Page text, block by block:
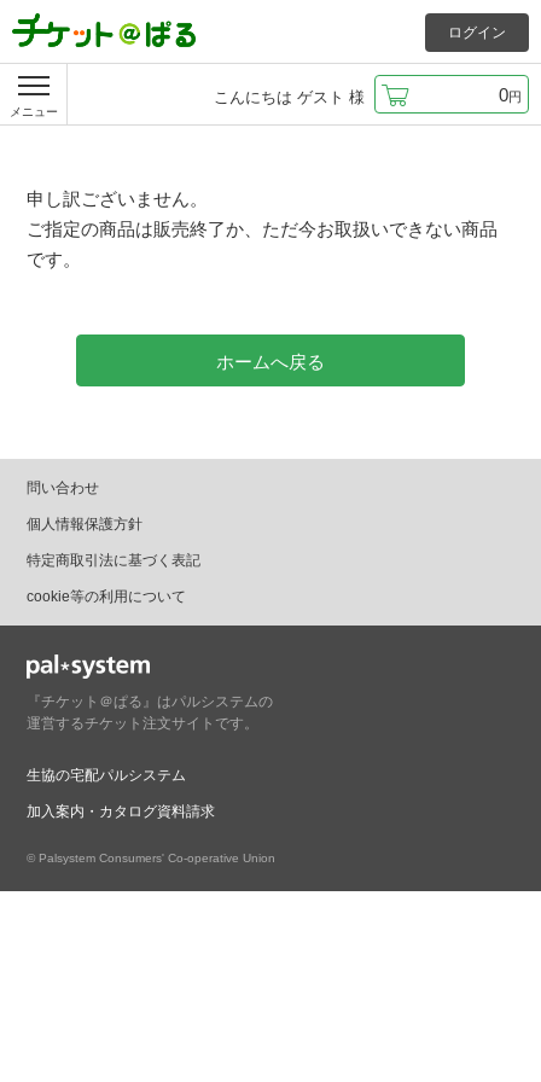
メニュー
こんにちは ゲスト 様 0円
ログイン
申し訳ございません。
ご指定の商品は販売終了か、ただ今お取扱いできない商品
です。
ホームへ戻る
問い合わせ
個人情報保護方針
特定商取引法に基づく表記
cookie等の利用について
『チケット＠ぱる』はパルシステムの
運営するチケット注文サイトです。
生協の宅配パルシステム
加入案内・カタログ資料請求
© Palsystem Consumers' Co-operative Union